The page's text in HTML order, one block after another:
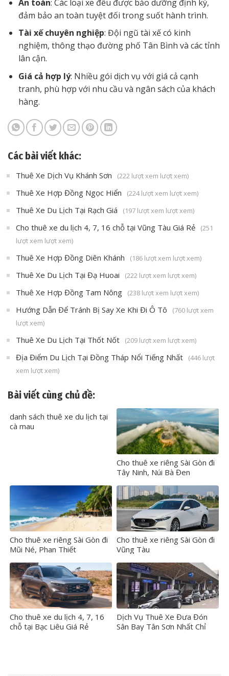
An toàn: Các loại xe đều được bảo dưỡng định kỳ,
đảm bảo an toàn tuyệt đối trong suốt hành trình.
Tài xế chuyên nghiệp: Đội ngũ tài xế có kinh
nghiệm, thông thạo đường phố Tân Bình và các tỉnh
lân cận.
Giá cả hợp lý: Nhiều gói dịch vụ với giá cả cạnh
tranh, phù hợp với nhu cầu và ngân sách của khách
hàng.
Các bài viết khác:
Thuê Xe Dịch Vụ Khánh Sơn (222 lượt xem lượt xem)
Thuê Xe Hợp Đồng Ngọc Hiển (224 lượt xem lượt xem)
Thuê Xe Du Lịch Tại Rạch Giá (197 lượt xem lượt xem)
Cho thuê xe du lịch 4, 7, 16 chỗ tại Vũng Tàu Giá Rẻ
(251
lượt xem lượt xem)
Thuê Xe Hợp Đồng Diên Khánh (186 lượt xem lượt xem)
Thuê Xe Du Lịch Tại Đạ Huoai (222 lượt xem lượt xem)
Thuê Xe Hợp Đồng Tam Nông (238 lượt xem lượt xem)
Hướng Dẫn Để Tránh Bị Say Xe Khi Đi Ô Tô
(760 lượt xem
lượt xem)
Thuê Xe Du Lịch Tại Thốt Nốt (209 lượt xem lượt xem)
Địa Điểm Du Lịch Tại Đồng Tháp Nổi Tiếng Nhất
(446 lượt
xem lượt xem)
Bài viết cùng chủ đề:
danh sách thuê xe du lịch tại
cà mau
Cho thuê xe riêng Sài Gòn đi
Tây Ninh, Núi Bà Đen
Cho thuê xe riêng Sài Gòn đi
Mũi Né, Phan Thiết
Cho thuê xe riêng Sài Gòn đi
Vũng Tàu
Cho thuê xe du lịch 4, 7, 16
chỗ tại Bạc Liêu Giá Rẻ
Dịch Vụ Thuê Xe Đưa Đón
Sân Bay Tân Sơn Nhất Chỉ